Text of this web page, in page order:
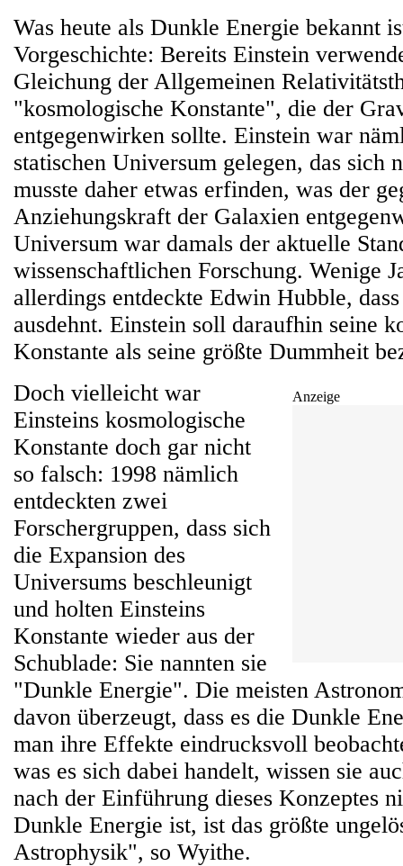
Was heute als Dunkle Energie bekannt
Vorgeschichte: Bereits Einstein
Gleichung der Allgemeinen
"kosmologische Konstante", die der
entgegenwirken sollte. Einstein war
statischen Universum gelegen, das sich
musste daher etwas erfinden, was der
Anziehungskraft der Galaxien
Universum war damals der aktuelle
wissenschaftlichen Forschung. Wenige
allerdings entdeckte Edwin Hubble,
ausdehnt. Einstein soll daraufhin seine
Konstante als seine größte Dummheit
Anzeige
Doch vielleicht war
Einsteins kosmologische
Konstante doch gar nicht
so falsch: 1998 nämlich
entdeckten zwei
Forschergruppen, dass sich
die Expansion des
Universums beschleunigt
und holten Einsteins
Konstante wieder aus der
Schublade: Sie nannten sie
"Dunkle Energie". Die meisten
davon überzeugt, dass es die Dunkle
man ihre Effekte eindrucksvoll
was es sich dabei handelt, wissen sie
nach der Einführung dieses Konzeptes
Dunkle Energie ist, ist das größte
Astrophysik", so Wyithe.